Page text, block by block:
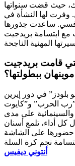
حيث قضت سنواتها
وفرت لها النشأة في
ساعدت جذورها
مع ابتسامة بريدجيت
قامت بريدجيت
موينهان ببطولتها؟
في دور إيرين
الحرب” و”كايوت
والسينمائية على مدى
أداء، تلمع أسنان
حضورها على الشاشة
نجم كرة السلة
أنتوني ديفيس